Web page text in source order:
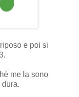
e poi si
me la sono